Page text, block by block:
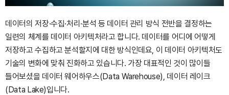
데이터의 저장·수집·처리·분석 등 데이터 관리 방식 전반을 결정하는
일련의 체계를 데이터 아키텍처라고 합니다. 데이터를 어디에 어떻게
저장하고 수집하고 분석할지에 대한 방식인데요, 이 데이터 아키텍처도
기술의 변화에 맞춰 진화하고 있습니다. 가장 대표적인 것이 많이들
들어보셨을 데이터 웨어하우스(Data Warehouse), 데이터 레이크
(Data Lake)입니다.